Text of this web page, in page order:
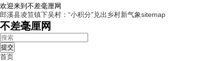
欢迎来到不差毫厘网
郎溪县凌笪镇下吴村：“小积分”兑出乡村新气象sitemap
不差毫厘网
首页